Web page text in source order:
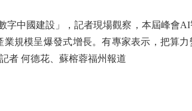
中國建設」，記者現場觀察，本屆峰會AI
規模呈爆發式增長。有專家表示，把算
者 何德花、蘇榕蓉福州報道